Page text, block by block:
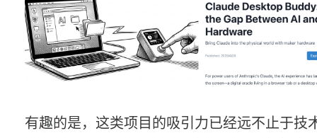
有趣的是，这类项目的吸引力已经远不止于技